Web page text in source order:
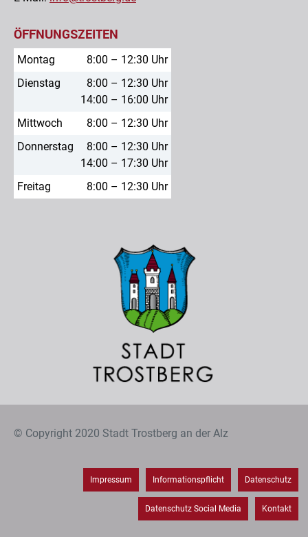
ÖFFNUNGSZEITEN
Montag
8:00 – 12:30 Uhr
Dienstag
8:00 – 12:30 Uhr
14:00 – 16:00 Uhr
Mittwoch
8:00 – 12:30 Uhr
Donnerstag
8:00 – 12:30 Uhr
14:00 – 17:30 Uhr
Freitag
8:00 – 12:30 Uhr
© Copyright 2020 Stadt Trostberg an der Alz
Impressum Informationspflicht Datenschutz
Datenschutz Social Media Kontakt